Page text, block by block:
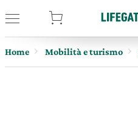
Home Mobilità e turismo